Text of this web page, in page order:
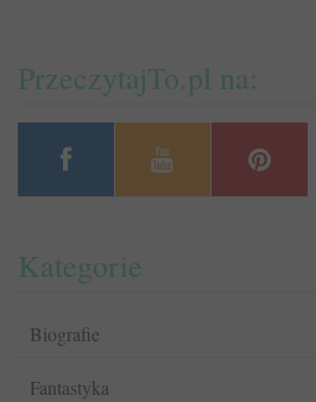
PrzeczytajTo.pl na:
Kategorie
Biografie
Fantastyka